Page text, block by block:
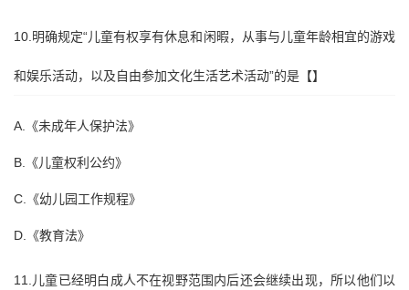
10.明确规定“儿童有权享有休息和闲暇，从事与儿童年龄相宜的游戏
和娱乐活动，以及自由参加文化生活艺术活动”的是【】
A.《未成年人保护法》
B.《儿童权利公约》
C.《幼儿园工作规程》
D.《教育法》
11.儿童已经明白成人不在视野范围内后还会继续出现，所以他们以